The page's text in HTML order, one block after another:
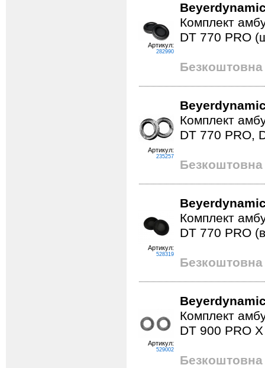
Артикул:
282990
Комплект
DT 770 PRO
Безкоштовна
Артикул:
235257
Комплект
DT 770 PRO,
Безкоштовна
Артикул:
528319
Комплект
DT 770 PRO
Безкоштовна
Артикул:
529002
Комплект
DT 900 PRO X
Безкоштовна